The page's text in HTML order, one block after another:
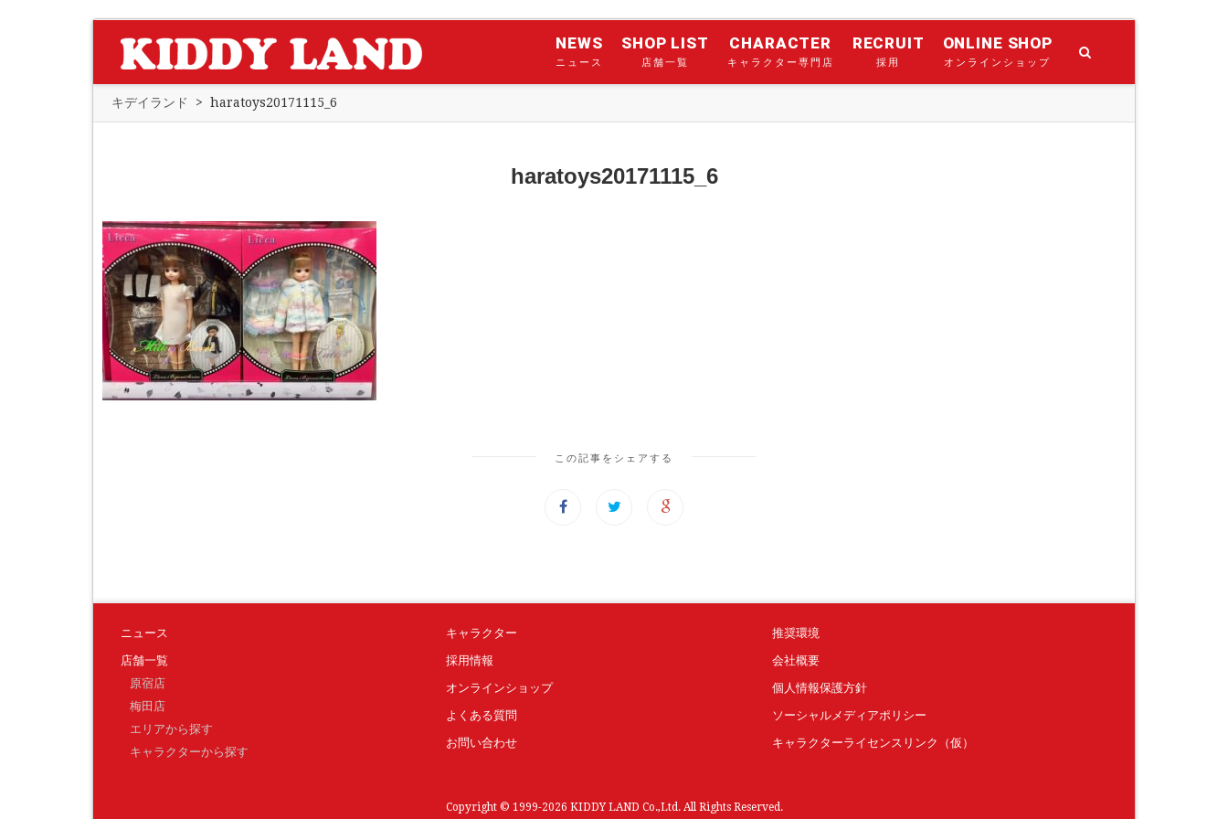
NEWS
ニュース
SHOP LIST
店舗一覧
CHARACTER
キャラクター専門店
RECRUIT
採用
ONLINE SHOP
オンラインショップ
キデイランド > haratoys20171115_6
haratoys20171115_6
この記事をシェアする
ニュース
店舗一覧
原宿店
梅田店
エリアから探す
キャラクターから探す
キャラクター
採用情報
オンラインショップ
よくある質問
お問い合わせ
推奨環境
会社概要
個人情報保護方針
ソーシャルメディアポリシー
キャラクターライセンスリンク（仮）
Copyright © 1999-2026 KIDDY LAND Co.,Ltd. All Rights Reserved.